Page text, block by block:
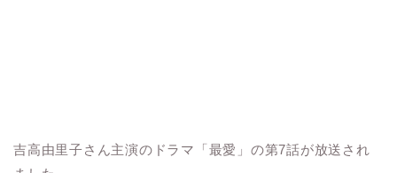
吉高由里子さん主演のドラマ「最愛」の第7話が放送され